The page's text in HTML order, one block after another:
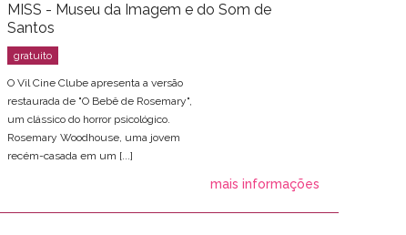
MISS - Museu da Imagem e do Som de
Santos
O Vil Cine Clube apresenta a versão
restaurada de "O Bebê de Rosemary",
um clássico do horror psicológico.
Rosemary Woodhouse, uma jovem
recém-casada em um [...]
mais informações